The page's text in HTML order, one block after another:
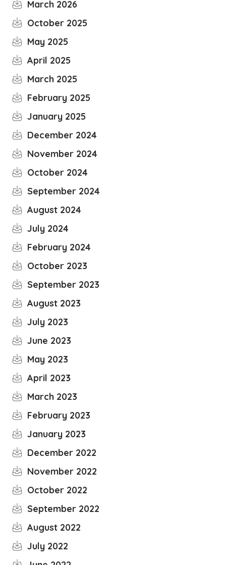
March 2026
October 2025
May 2025
April 2025
March 2025
February 2025
January 2025
December 2024
November 2024
October 2024
September 2024
August 2024
July 2024
February 2024
October 2023
September 2023
August 2023
July 2023
June 2023
May 2023
April 2023
March 2023
February 2023
January 2023
December 2022
November 2022
October 2022
September 2022
August 2022
July 2022